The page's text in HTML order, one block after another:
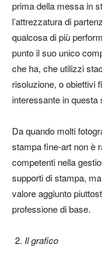
prima della messa in
l’attrezzatura di
qualcosa di più
punto il suo unico
che ha, che utilizzi
risoluzione, o
interessante in questa
Da quando molti
stampa fine-art non è
competenti nella
supporti di stampa,
valore aggiunto
professione di base.
Il grafico